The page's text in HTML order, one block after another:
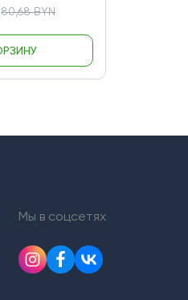
80,68 BYN
Мы в соцсетях